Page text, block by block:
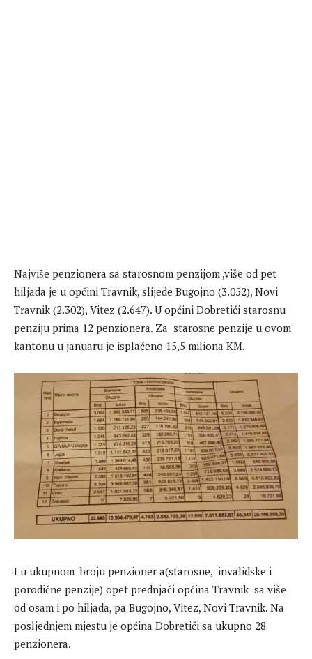
Najviše penzionera sa starosnom penzijom ,više od pet
hiljada je u općini Travnik, slijede Bugojno (3.052), Novi
Travnik (2.302), Vitez (2.647). U općini Dobretići starosnu
penziju prima 12 penzionera. Za starosne penzije u ovom
kantonu u januaru je isplaćeno 15,5 miliona KM.
I u ukupnom broju penzioner a(starosne, invalidske i
porodične penzije) opet prednjači općina Travnik sa više
od osam i po hiljada, pa Bugojno, Vitez, Novi Travnik. Na
posljednjem mjestu je općina Dobretići sa ukupno 28
penzionera.